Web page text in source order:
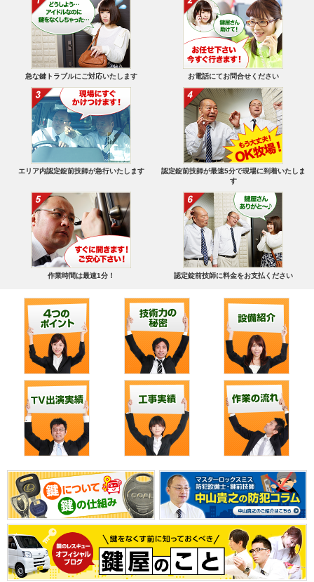
急な鍵トラブルにご対応いたします お電話にてお問合せください
エリア内認定錠前技師が急行いたします
認定錠前技師が最速5分で現場に到着いたしま
す
作業時間は最速1分！ 認定錠前技師に料金をお支払ください